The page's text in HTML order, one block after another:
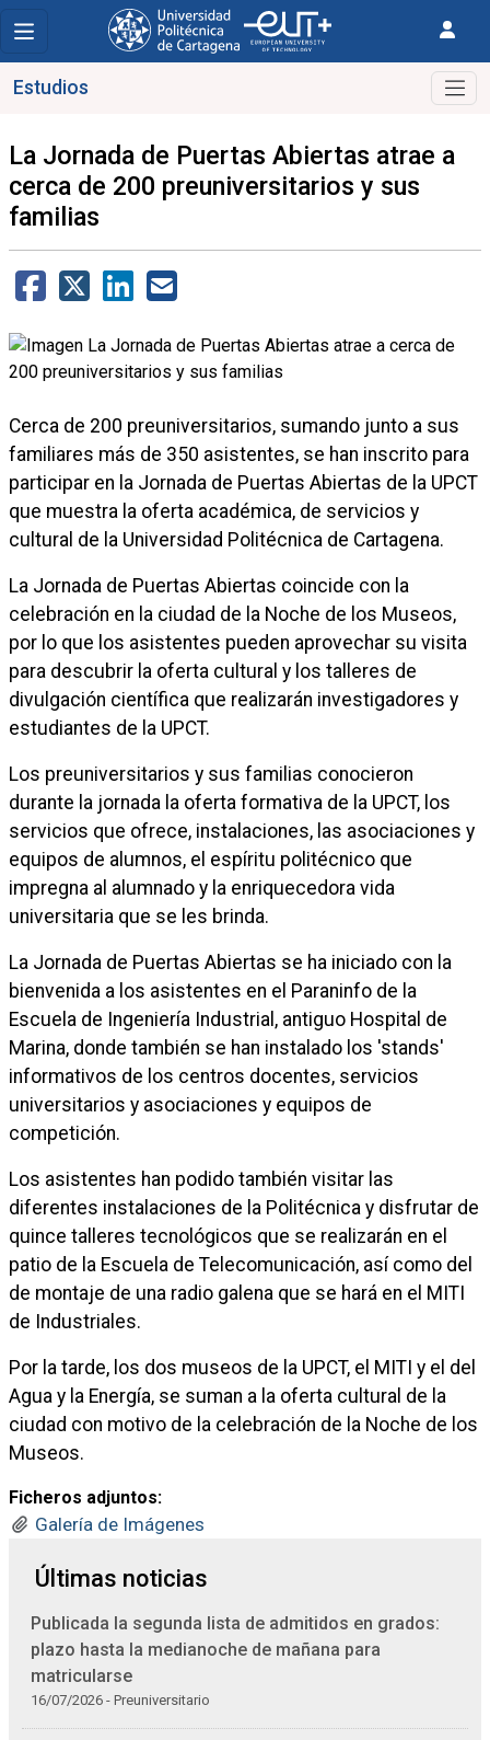
Estudios
La Jornada de Puertas Abiertas atrae a
cerca de 200 preuniversitarios y sus
familias
Cerca de 200 preuniversitarios, sumando junto a sus
familiares más de 350 asistentes, se han inscrito para
participar en la Jornada de Puertas Abiertas de la UPCT
que muestra la oferta académica, de servicios y
cultural de la Universidad Politécnica de Cartagena.
La Jornada de Puertas Abiertas coincide con la
celebración en la ciudad de la Noche de los Museos,
por lo que los asistentes pueden aprovechar su visita
para descubrir la oferta cultural y los talleres de
divulgación científica que realizarán investigadores y
estudiantes de la UPCT.
Los preuniversitarios y sus familias conocieron
durante la jornada la oferta formativa de la UPCT, los
servicios que ofrece, instalaciones, las asociaciones y
equipos de alumnos, el espíritu politécnico que
impregna al alumnado y la enriquecedora vida
universitaria que se les brinda.
La Jornada de Puertas Abiertas se ha iniciado con la
bienvenida a los asistentes en el Paraninfo de la
Escuela de Ingeniería Industrial, antiguo Hospital de
Marina, donde también se han instalado los 'stands'
informativos de los centros docentes, servicios
universitarios y asociaciones y equipos de
competición.
Los asistentes han podido también visitar las
diferentes instalaciones de la Politécnica y disfrutar de
quince talleres tecnológicos que se realizarán en el
patio de la Escuela de Telecomunicación, así como del
de montaje de una radio galena que se hará en el MITI
de Industriales.
Por la tarde, los dos museos de la UPCT, el MITI y el del
Agua y la Energía, se suman a la oferta cultural de la
ciudad con motivo de la celebración de la Noche de los
Museos.
Ficheros adjuntos:
Galería de Imágenes
Últimas noticias
Publicada la segunda lista de admitidos en grados:
plazo hasta la medianoche de mañana para
matricularse
16/07/2026 - Preuniversitario